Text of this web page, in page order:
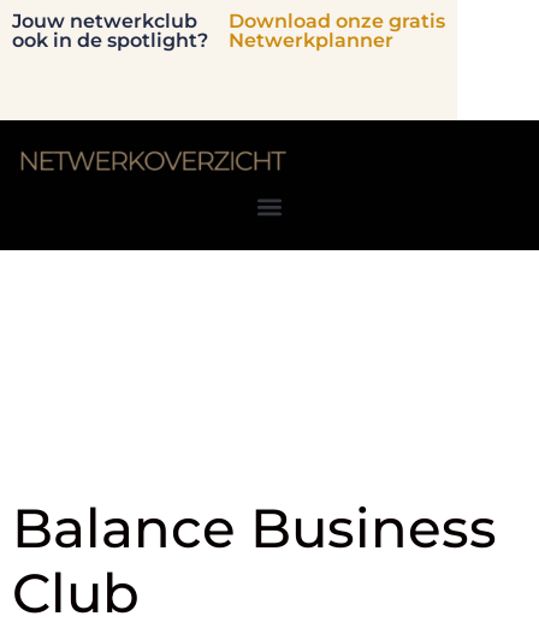
Jouw netwerkclub
ook in de spotlight?
Download onze gratis
Netwerkplanner
Balance Business
Club